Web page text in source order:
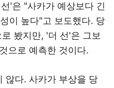
'은 "사카가 예상보다 긴
이 높다"고 보도했다. 당
봤지만, '더 선'은 그보
으로 예측한 것이다.
않다. 사카가 부상을 당